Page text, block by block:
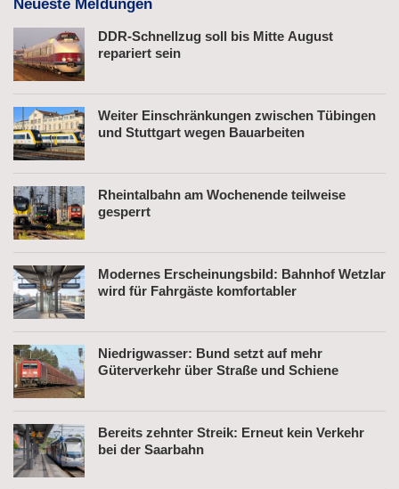
Neueste Meldungen
DDR-Schnellzug soll bis Mitte August
repariert sein
Weiter Einschränkungen zwischen Tübingen
und Stuttgart wegen Bauarbeiten
Rheintalbahn am Wochenende teilweise
gesperrt
Modernes Erscheinungsbild: Bahnhof Wetzlar
wird für Fahrgäste komfortabler
Niedrigwasser: Bund setzt auf mehr
Güterverkehr über Straße und Schiene
Bereits zehnter Streik: Erneut kein Verkehr
bei der Saarbahn